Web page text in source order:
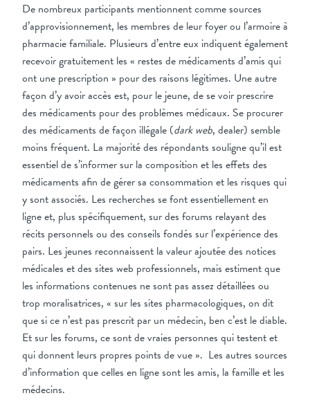
De nombreux participants mentionnent comme sources
d’approvisionnement, les membres de leur foyer ou l’armoire à
pharmacie familiale. Plusieurs d’entre eux indiquent également
recevoir gratuitement les « restes de médicaments d’amis qui
ont une prescription » pour des raisons légitimes. Une autre
façon d’y avoir accès est, pour le jeune, de se voir prescrire
des médicaments pour des problèmes médicaux. Se procurer
des médicaments de façon illégale (dark web, dealer) semble
moins fréquent. La majorité des répondants souligne qu’il est
essentiel de s’informer sur la composition et les effets des
médicaments afin de gérer sa consommation et les risques qui
y sont associés. Les recherches se font essentiellement en
ligne et, plus spécifiquement, sur des forums relayant des
récits personnels ou des conseils fondés sur l’expérience des
pairs. Les jeunes reconnaissent la valeur ajoutée des notices
médicales et des sites web professionnels, mais estiment que
les informations contenues ne sont pas assez détaillées ou
trop moralisatrices, « sur les sites pharmacologiques, on dit
que si ce n’est pas prescrit par un médecin, ben c’est le diable.
Et sur les forums, ce sont de vraies personnes qui testent et
qui donnent leurs propres points de vue ». Les autres sources
d’information que celles en ligne sont les amis, la famille et les
médecins.